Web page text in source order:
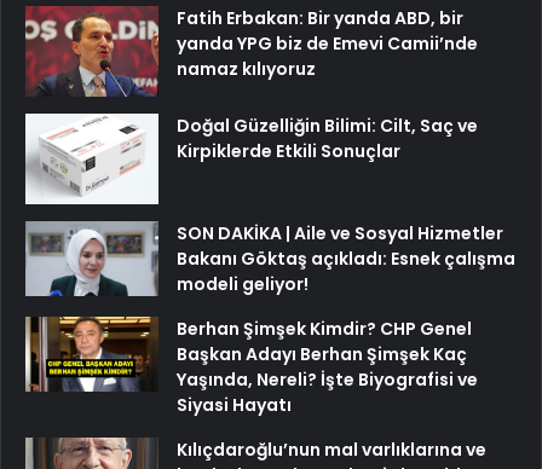
Fatih Erbakan: Bir yanda ABD, bir
yanda YPG biz de Emevi Camii’nde
namaz kılıyoruz
Doğal Güzelliğin Bilimi: Cilt, Saç ve
Kirpiklerde Etkili Sonuçlar
SON DAKİKA | Aile ve Sosyal Hizmetler
Bakanı Göktaş açıkladı: Esnek çalışma
modeli geliyor!
Berhan Şimşek Kimdir? CHP Genel
Başkan Adayı Berhan Şimşek Kaç
Yaşında, Nereli? İşte Biyografisi ve
Siyasi Hayatı
Kılıçdaroğlu’nun mal varlıklarına ve